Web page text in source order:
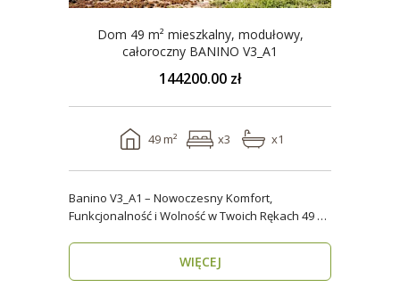
Dom 49 m² mieszkalny, modułowy,
całoroczny BANINO V3_A1
144200.00 zł
49 m² x3 x1
Banino V3_A1 – Nowoczesny Komfort,
Funkcjonalność i Wolność w Twoich Rękach 49 m²
WIĘCEJ